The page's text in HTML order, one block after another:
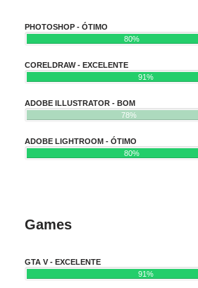
PHOTOSHOP - ÓTIMO
80%
CORELDRAW - EXCELENTE
91%
ADOBE ILLUSTRATOR - BOM
78%
ADOBE LIGHTROOM - ÓTIMO
80%
Games
GTA V - EXCELENTE
91%